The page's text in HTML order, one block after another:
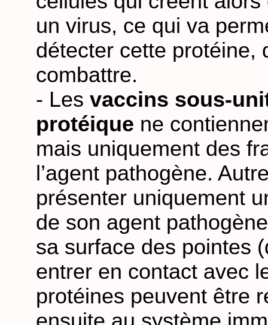
un virus, ce qui va
détecter cette protéine,
combattre.
- Les vaccins sous-
protéique ne
mais uniquement des
l’agent pathogène.
présenter uniquement
de son agent
sa surface des pointes
entrer en contact avec
protéines peuvent être